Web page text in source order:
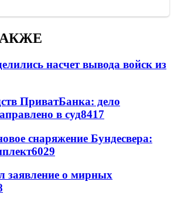
насчет вывода войск из
ПриватБанка: дело
в суд8417
снаряжение Бундесвера:
6029
заявление о мирных